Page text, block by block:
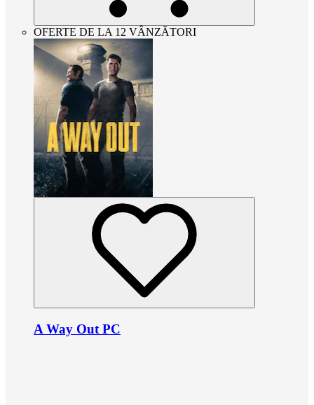
OFERTE DE LA 12 VÂNZĂTORI
A Way Out PC